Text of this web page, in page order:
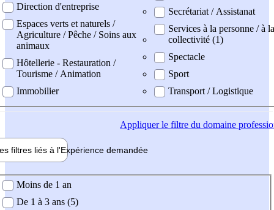
Direction d'entreprise
Espaces verts et naturels /
Agriculture / Pêche / Soins aux
animaux
Hôtellerie - Restauration /
Tourisme / Animation
Immobilier
Secrétariat / Assistanat
Services à la personne / à la
collectivité (1)
Spectacle
Sport
Transport / Logistique
Appliquerle filtre du domaine
filtres liés à l'Expérience demandée
demandée
Moins de 1 an
De 1 à 3 ans (5)